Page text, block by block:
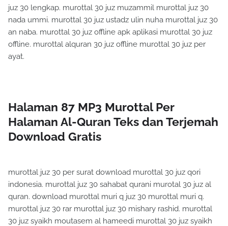
juz 30 lengkap. murottal 30 juz muzammil murottal juz 30
nada ummi. murottal 30 juz ustadz ulin nuha murottal juz 30
an naba. murottal 30 juz offline apk aplikasi murottal 30 juz
offline. murottal alquran 30 juz offline murottal 30 juz per
ayat.
Halaman 87 MP3 Murottal Per
Halaman Al-Quran Teks dan Terjemah
Download Gratis
murottal juz 30 per surat download murottal 30 juz qori
indonesia. murottal juz 30 sahabat qurani murotal 30 juz al
quran. download murottal muri q juz 30 murottal muri q.
murottal juz 30 rar murottal juz 30 mishary rashid. murottal
30 juz syaikh moutasem al hameedi murottal 30 juz syaikh